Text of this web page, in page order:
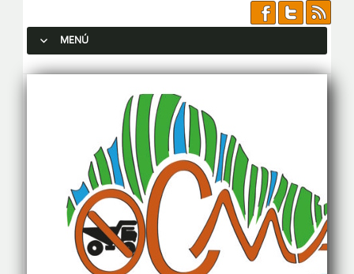
MENÚ
SALTAR AL CONTENIDO.
OCMAL tiene como principal objetivo la defensa de comunidades